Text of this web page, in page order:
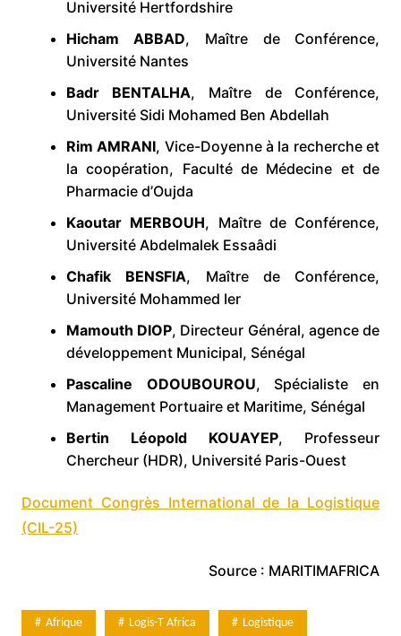
Université Hertfordshire
Hicham ABBAD, Maître de Conférence,
Université Nantes
Badr BENTALHA, Maître de Conférence,
Université Sidi Mohamed Ben Abdellah
Rim AMRANI, Vice-Doyenne à la recherche et
la coopération, Faculté de Médecine et de
Pharmacie d’Oujda
Kaoutar MERBOUH, Maître de Conférence,
Université Abdelmalek Essaâdi
Chafik BENSFIA, Maître de Conférence,
Université Mohammed Ier
Mamouth DIOP, Directeur Général, agence de
développement Municipal, Sénégal
Pascaline ODOUBOUROU, Spécialiste en
Management Portuaire et Maritime, Sénégal
Bertin Léopold KOUAYEP, Professeur
Chercheur (HDR), Université Paris-Ouest
Document Congrès International de la Logistique
(CIL-25)
Source : MARITIMAFRICA
Afrique Logis-T Africa Logistique